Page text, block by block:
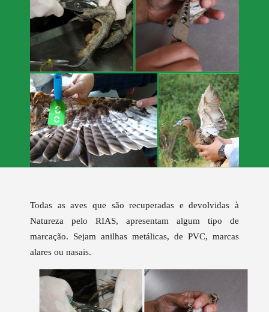
Todas as aves que são recuperadas e devolvidas à
Natureza pelo RIAS, apresentam algum tipo de
marcação. Sejam anilhas metálicas, de PVC, marcas
alares ou nasais.